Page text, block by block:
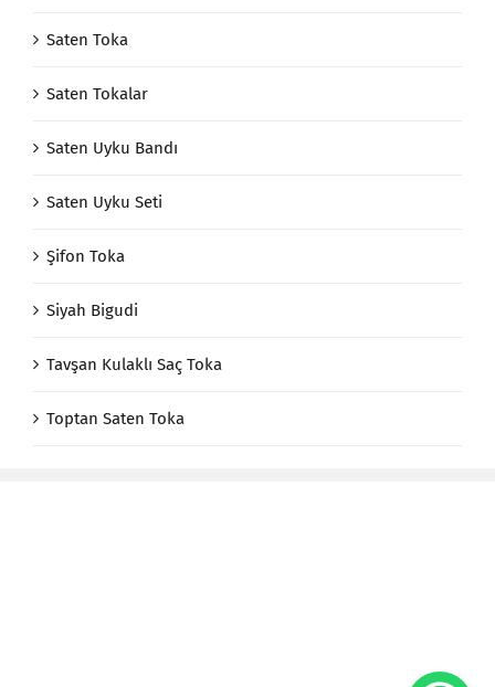
Saten Toka
Saten Tokalar
Saten Uyku Bandı
Saten Uyku Seti
Şifon Toka
Siyah Bigudi
Tavşan Kulaklı Saç Toka
Toptan Saten Toka